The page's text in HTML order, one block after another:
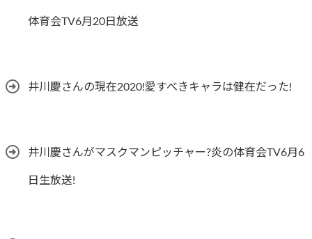
体育会TV6月20日放送
井川慶さんの現在2020!愛すべきキャラは健在だった!
井川慶さんがマスクマンピッチャー?炎の体育会TV6月6
日生放送!